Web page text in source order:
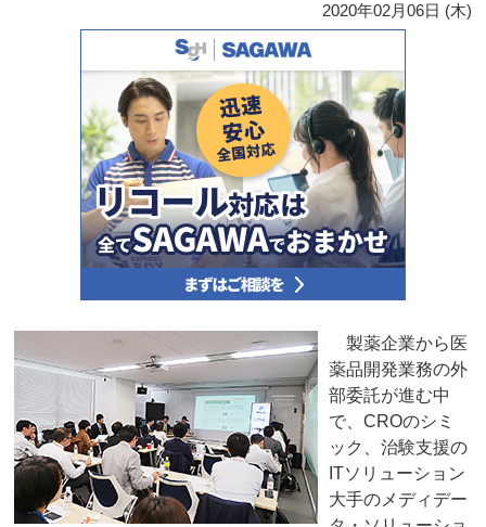
2020年02月06日 (木)
製薬企業から医
薬品開発業務の外
部委託が進む中
で、CROのシミ
ック、治験支援の
ITソリューション
大手のメディデー